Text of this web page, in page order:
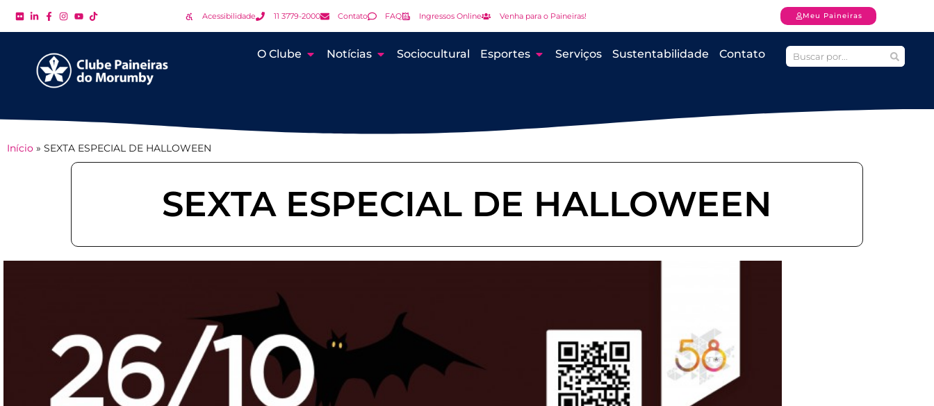
Acessibilidade 11 3779-2000 Contato FAQ Ingressos Online Venha para o Paineiras! Meu Paineiras
O Clube Notícias Sociocultural Esportes Serviços Sustentabilidade Contato
Início » SEXTA ESPECIAL DE HALLOWEEN
SEXTA ESPECIAL DE HALLOWEEN